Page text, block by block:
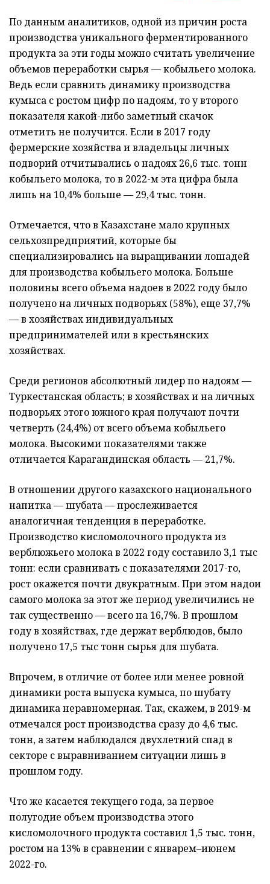
По данным аналитиков, одной из причин роста
производства уникального ферментированного
продукта за эти годы можно считать увеличение
объемов переработки сырья — кобыльего молока.
Ведь если сравнить динамику производства
кумыса с ростом цифр по надоям, то у второго
показателя какой-либо заметный скачок
отметить не получится. Если в 2017 году
фермерские хозяйства и владельцы личных
подворий отчитывались о надоях 26,6 тыс. тонн
кобыльего молока, то в 2022-м эта цифра была
лишь на 10,4% больше — 29,4 тыс. тонн.
Отмечается, что в Казахстане мало крупных
сельхозпредприятий, которые бы
специализировались на выращивании лошадей
для производства кобыльего молока. Больше
половины всего объема надоев в 2022 году было
получено на личных подворьях (58%), еще 37,7%
— в хозяйствах индивидуальных
предпринимателей или в крестьянских
хозяйствах.
Среди регионов абсолютный лидер по надоям —
Туркестанская область; в хозяйствах и на личных
подворьях этого южного края получают почти
четверть (24,4%) от всего объема кобыльего
молока. Высокими показателями также
отличается Карагандинская область — 21,7%.
В отношении другого казахского национального
напитка — шубата — прослеживается
аналогичная тенденция в переработке.
Производство кисломолочного продукта из
верблюжьего молока в 2022 году составило 3,1 тыс
тонн: если сравнивать с показателями 2017-го,
рост окажется почти двукратным. При этом надои
самого молока за этот же период увеличились не
так существенно — всего на 16,7%. В прошлом
году в хозяйствах, где держат верблюдов, было
получено 17,5 тыс тонн сырья для шубата.
Впрочем, в отличие от более или менее ровной
динамики роста выпуска кумыса, по шубату
динамика неравномерная. Так, скажем, в 2019-м
отмечался рост производства сразу до 4,6 тыс.
тонн, а затем наблюдался двухлетний спад в
секторе с выравниванием ситуации лишь в
прошлом году.
Что же касается текущего года, за первое
полугодие объем производства этого
кисломолочного продукта составил 1,5 тыс. тонн,
ростом на 13% в сравнении с январем–июнем
2022-го.